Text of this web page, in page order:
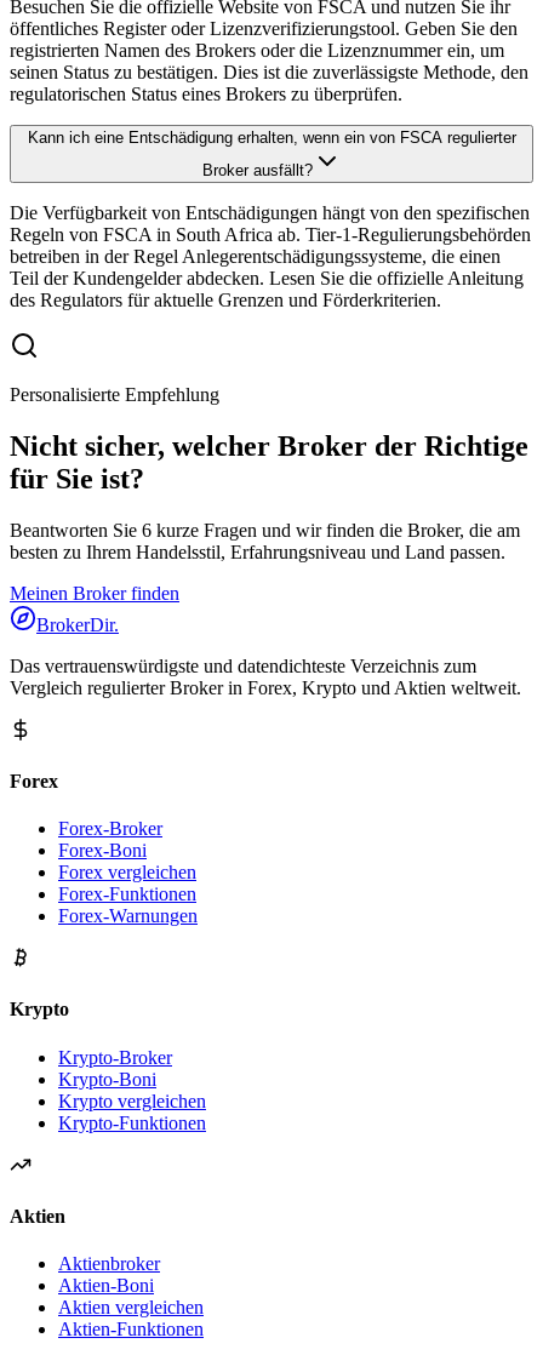
Besuchen Sie die offizielle Website von FSCA und nutzen Sie ihr
öffentliches Register oder Lizenzverifizierungstool. Geben Sie den
registrierten Namen des Brokers oder die Lizenznummer ein, um
seinen Status zu bestätigen. Dies ist die zuverlässigste Methode, den
regulatorischen Status eines Brokers zu überprüfen.
Kann ich eine Entschädigung erhalten, wenn ein von FSCA regulierter
Broker ausfällt?
Die Verfügbarkeit von Entschädigungen hängt von den spezifischen
Regeln von FSCA in South Africa ab. Tier-1-Regulierungsbehörden
betreiben in der Regel Anlegerentschädigungssysteme, die einen
Teil der Kundengelder abdecken. Lesen Sie die offizielle Anleitung
des Regulators für aktuelle Grenzen und Förderkriterien.
Personalisierte Empfehlung
Nicht sicher, welcher Broker der Richtige
für Sie ist?
Beantworten Sie 6 kurze Fragen und wir finden die Broker, die am
besten zu Ihrem Handelsstil, Erfahrungsniveau und Land passen.
Meinen Broker finden
BrokerDir.
Das vertrauenswürdigste und datendichteste Verzeichnis zum
Vergleich regulierter Broker in Forex, Krypto und Aktien weltweit.
Forex
Forex-Broker
Forex-Boni
Forex vergleichen
Forex-Funktionen
Forex-Warnungen
Krypto
Krypto-Broker
Krypto-Boni
Krypto vergleichen
Krypto-Funktionen
Aktien
Aktienbroker
Aktien-Boni
Aktien vergleichen
Aktien-Funktionen